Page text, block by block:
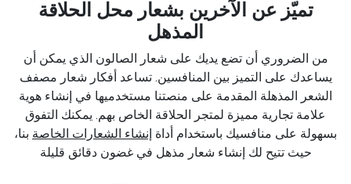
تميّز عن الآخرين بشعار محل الحلاقة
المذهل
من الضروري أن تضع يديك على شعار الصالون الذي يمكن أن
يساعدك على التميز بين المنافسين. تساعد أفكار شعار مصفف
الشعر المذهلة المقدمة على منصتنا مستخدميها في إنشاء هوية
علامة تجارية مميزة لمتجر الحلاقة الخاص بهم. يمكنك التفوق
بسهولة على منافسيك باستخدام أداة إنشاء الشعارات الخاصة بنا،
حيث تتيح لك إنشاء شعار مذهل في غضون دقائق قليلة